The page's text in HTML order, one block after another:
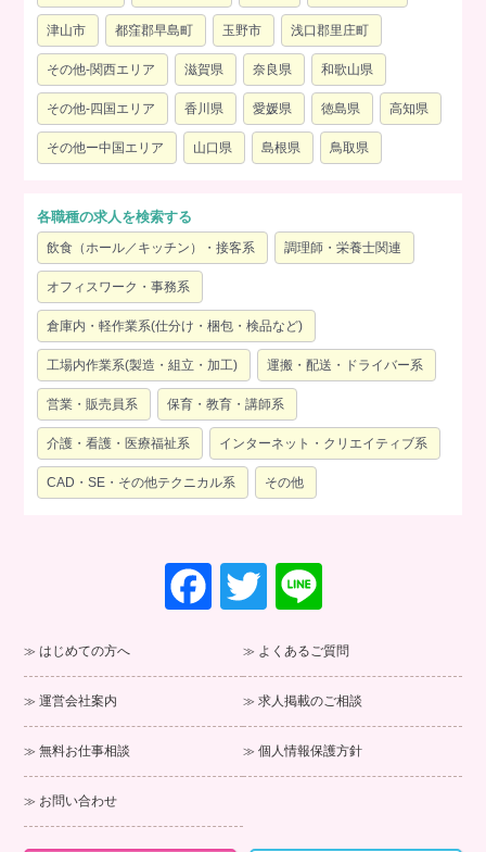
津山市 都窪郡早島町 玉野市 浅口郡里庄町
その他-関西エリア 滋賀県 奈良県 和歌山県
その他-四国エリア 香川県 愛媛県 徳島県 高知県
その他ー中国エリア 山口県 島根県 鳥取県
各職種の求人を検索する
飲食（ホール／キッチン）・接客系 調理師・栄養士関連
オフィスワーク・事務系
倉庫内・軽作業系(仕分け・梱包・検品など)
工場内作業系(製造・組立・加工) 運搬・配送・ドライバー系
営業・販売員系 保育・教育・講師系
介護・看護・医療福祉系 インターネット・クリエイティブ系
CAD・SE・その他テクニカル系 その他
F
a
e
b
o
k
T
wi
tt
er
e
はじめての方へ よくあるご質問
運営会社案内 求人掲載のご相談
無料お仕事相談 個人情報保護方針
お問い合わせ